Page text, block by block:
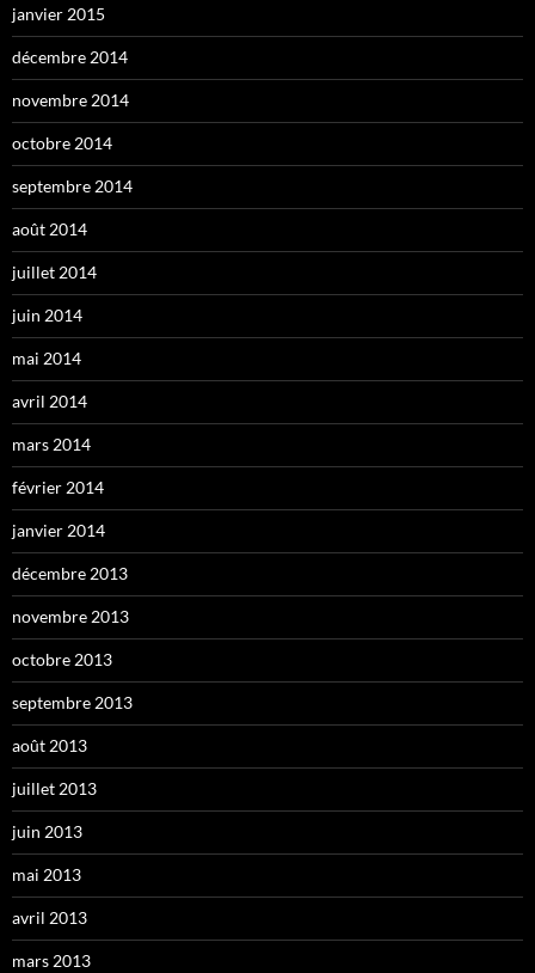
janvier 2015
décembre 2014
novembre 2014
octobre 2014
septembre 2014
août 2014
juillet 2014
juin 2014
mai 2014
avril 2014
mars 2014
février 2014
janvier 2014
décembre 2013
novembre 2013
octobre 2013
septembre 2013
août 2013
juillet 2013
juin 2013
mai 2013
avril 2013
mars 2013